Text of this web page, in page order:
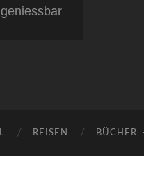
REISEN BÜCHER